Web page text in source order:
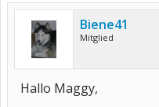
Biene41
Mitglied
Hallo Maggy,